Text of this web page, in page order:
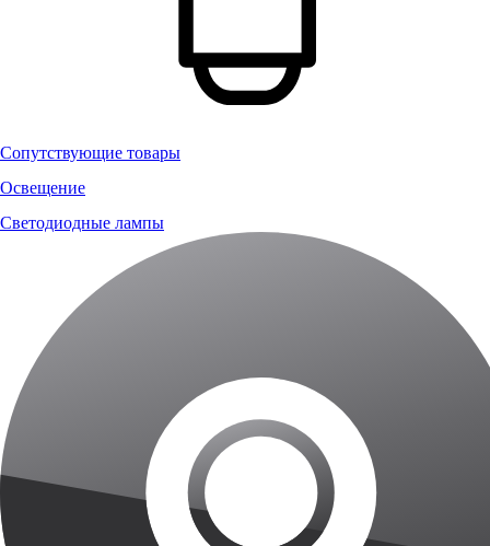
Сопутствующие товары
Освещение
Светодиодные лампы